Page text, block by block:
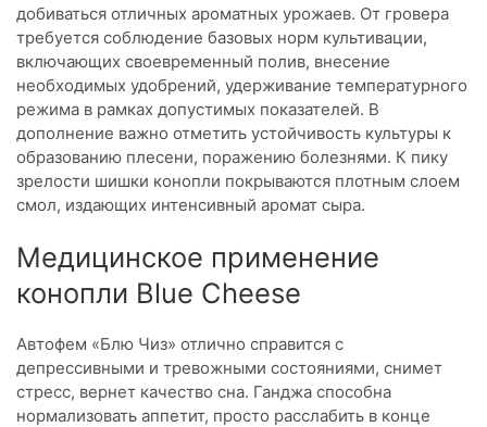
добиваться отличных ароматных урожаев. От гровера
требуется соблюдение базовых норм культивации,
включающих своевременный полив, внесение
необходимых удобрений, удерживание температурного
режима в рамках допустимых показателей. В
дополнение важно отметить устойчивость культуры к
образованию плесени, поражению болезнями. К пику
зрелости шишки конопли покрываются плотным слоем
смол, издающих интенсивный аромат сыра.
Медицинское применение
конопли Blue Cheese
Автофем «Блю Чиз» отлично справится с
депрессивными и тревожными состояниями, снимет
стресс, вернет качество сна. Ганджа способна
нормализовать аппетит, просто расслабить в конце